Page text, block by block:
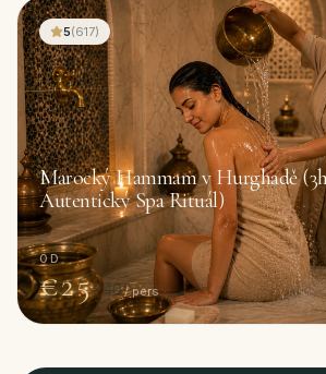
5(617)
Marocký Hammam v Hurghadě
Autentický Spa Rituál)
OD
€25€40/ pers